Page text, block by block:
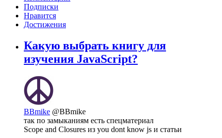
Подписки
Нравится
Достижения
Какую выбрать книгу для
изучения JavaScript?
BBmike @BBmike
так по замыканиям есть спецматериал
Scope and Closures из you dont know js и статьи